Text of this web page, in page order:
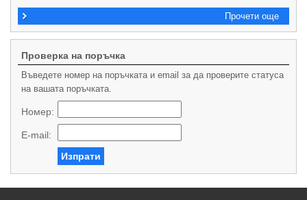
Прочети още
Проверка на поръчка
Въведете номер на поръчката и email за да проверите статуса
на вашата поръчката.
Номер:
E-mail:
Изпрати